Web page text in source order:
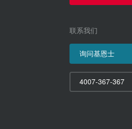
联系我们
询问基恩士
4007-367-367